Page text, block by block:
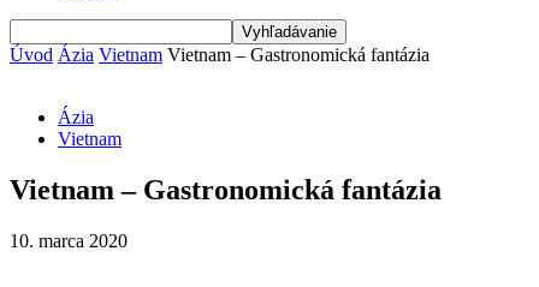
Úvod Ázia Vietnam Vietnam – Gastronomická fantázia
Ázia
Vietnam
Vietnam – Gastronomická fantázia
10. marca 2020